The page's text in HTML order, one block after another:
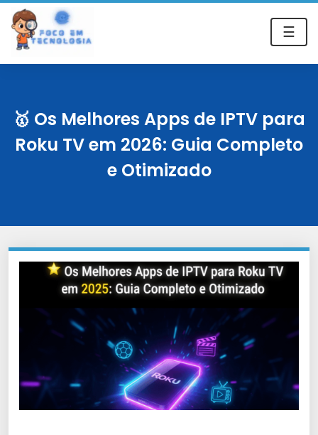
☰
🥇 Os Melhores Apps de IPTV para
Roku TV em 2026: Guia Completo
e Otimizado